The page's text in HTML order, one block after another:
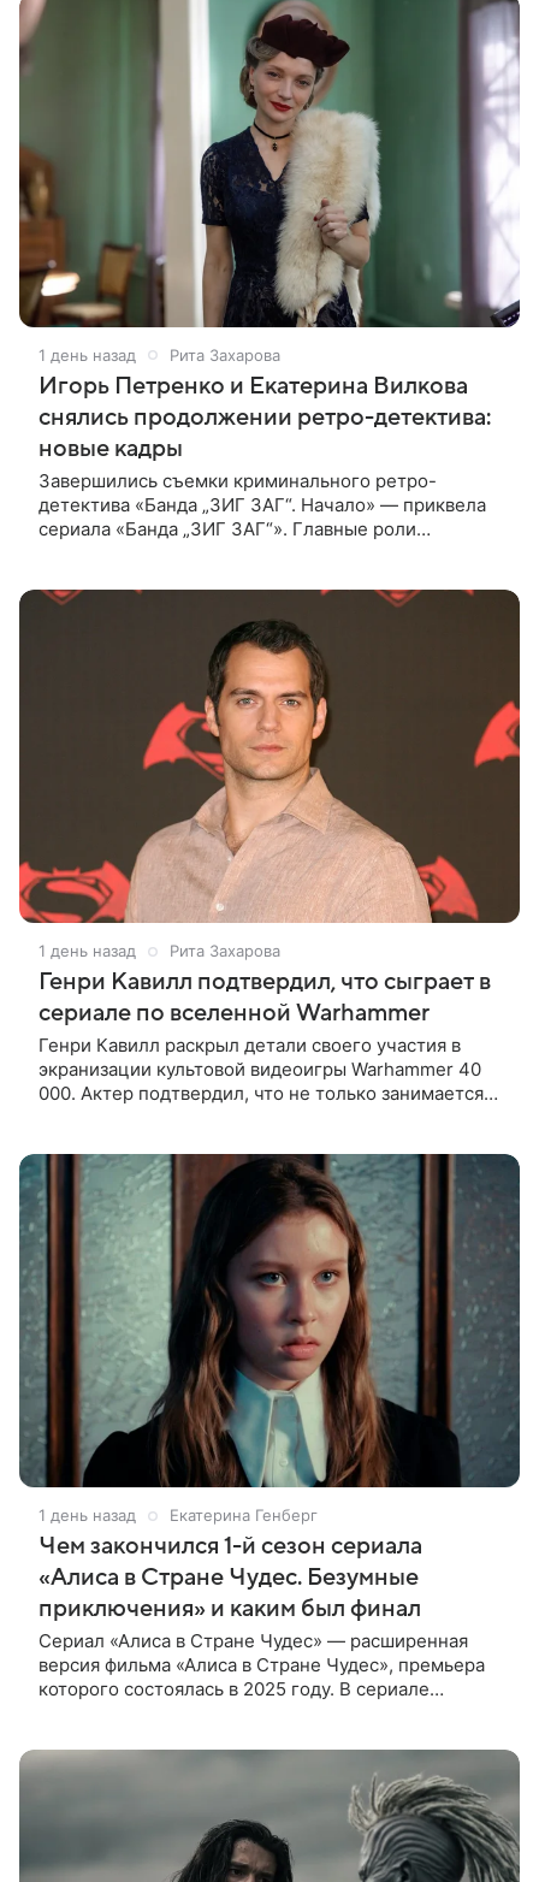
1 день назад Рита Захарова
Игорь Петренко и Екатерина Вилкова
снялись продолжении ретро-детектива:
новые кадры
Завершились съемки криминального ретро-
детектива «Банда „ЗИГ ЗАГ“. Начало» — приквела
сериала «Банда „ЗИГ ЗАГ“». Главные роли
1 день назад Рита Захарова
Генри Кавилл подтвердил, что сыграет в
сериале по вселенной Warhammer
Генри Кавилл раскрыл детали своего участия в
экранизации культовой видеоигры Warhammer 40
000. Актер подтвердил, что не только занимается
1 день назад Екатерина Генберг
Чем закончился 1-й сезон сериала
«Алиса в Стране Чудес. Безумные
приключения» и каким был финал
Сериал «Алиса в Стране Чудес» — расширенная
версия фильма «Алиса в Стране Чудес», премьера
которого состоялась в 2025 году. В сериале